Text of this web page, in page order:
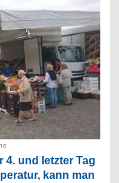
4. und letzter Tag
kann man